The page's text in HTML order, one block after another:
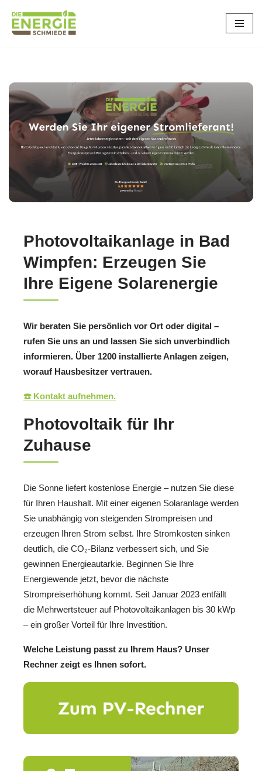
Zum
Photovoltaikanlage in Bad
Wimpfen: Erzeugen Sie
Ihre Eigene Solarenergie
Wir beraten Sie persönlich vor Ort oder digital –
rufen Sie uns an und lassen Sie sich unverbindlich
informieren. Über 1200 installierte Anlagen zeigen,
worauf Hausbesitzer vertrauen.
☎️ Kontakt aufnehmen.
Photovoltaik für Ihr
Zuhause
Die Sonne liefert kostenlose Energie – nutzen Sie diese
für Ihren Haushalt. Mit einer eigenen Solaranlage werden
Sie unabhängig von steigenden Strompreisen und
erzeugen Ihren Strom selbst. Ihre Stromkosten sinken
deutlich, die CO₂-Bilanz verbessert sich, und Sie
gewinnen Energieautarkie. Beginnen Sie Ihre
Energiewende jetzt, bevor die nächste
Strompreiserhöhung kommt. Seit Januar 2023 entfällt
die Mehrwertsteuer auf Photovoltaikanlagen bis 30 kWp
– ein großer Vorteil für Ihre Investition.
Welche Leistung passt zu Ihrem Haus? Unser
Rechner zeigt es Ihnen sofort.